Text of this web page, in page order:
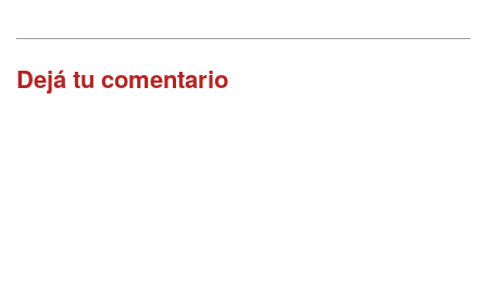
Dejá tu comentario